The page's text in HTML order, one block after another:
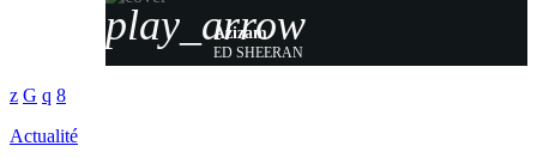
play_arrow
Azizam
ED SHEERAN
Actualité